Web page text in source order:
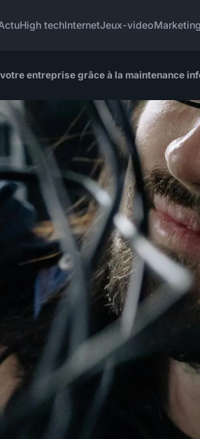
High techInternetJeux-videoMarketing
entreprise grâce à la maintenance